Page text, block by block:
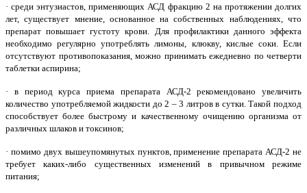
· среди энтузиастов, применяющих АСД фракцию 2 на протяжении долгих
лет, существует мнение, основанное на собственных наблюдениях, что
препарат повышает густоту крови. Для профилактики данного эффекта
необходимо регулярно употреблять лимоны, клюкву, кислые соки. Если
отсутствуют противопоказания, можно принимать ежедневно по четверти
таблетки аспирина;
· в период курса приема препарата АСД-2 рекомендовано увеличить
количество употребляемой жидкости до 2 – 3 литров в сутки. Такой подход
способствует более быстрому и качественному очищению организма от
различных шлаков и токсинов;
· помимо двух вышеупомянутых пунктов, применение препарата АСД-2 не
требует каких-либо существенных изменений в привычном режиме
питания;